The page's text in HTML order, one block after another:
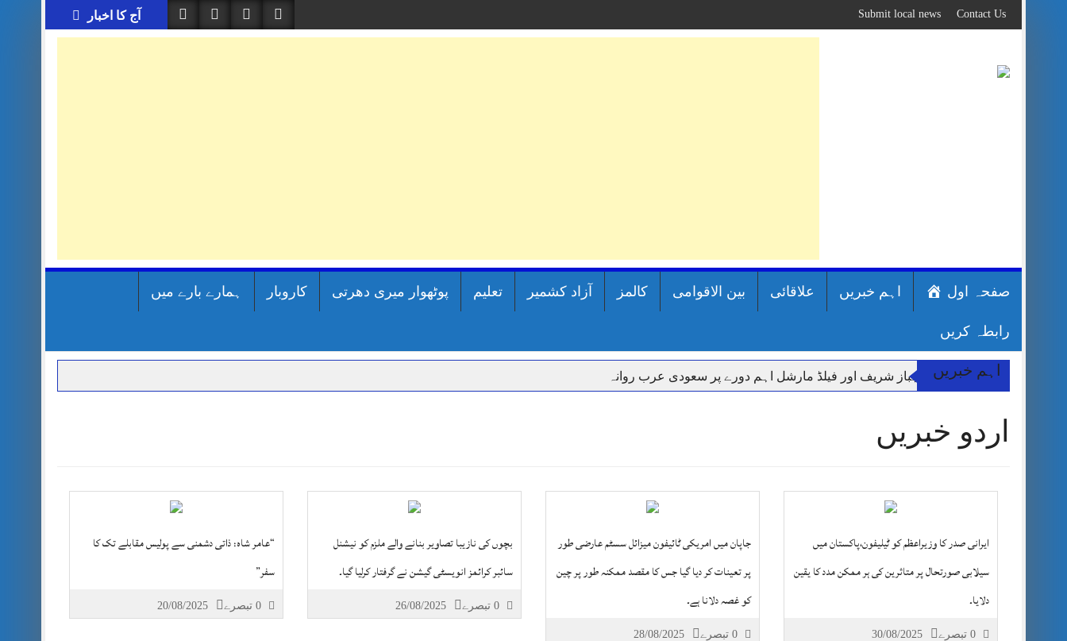
to
content
آج کا اخبار Contact Us
Submit local news
صفحہ اول اہم خبریں علاقائی بین الاقوامی کالمز آزاد کشمیر تعلیم پوٹھوار میری دھرتی کاروبار ہمارے بارے میں
رابطہ کریں
اہم خبریں
وزیر اعظم شہباز شریف اور فیلڈ مارشل اہم دورے پر سعودی عرب روانہ
قائداعظم نامی شہری کا شناختی کارڈ بلاک،عدالت کا شہری کو پیش ہونے کا حکم
ڈپٹی کمشنر راولپنڈی کیپٹن(ر) ندیم ناصر کا دورہء کلرسیداں
مون سون بارشیں، لینڈ سلائیڈنگ اور کوٹلی ستیاں کے نظر انداز متاثرین
اسسٹنٹ کمشنر کلرسیداں سیدہ زینب حسین کی پریس کانفرنس
اردو خبریں
ایرانی صدر کا وزیراعظم کو ٹیلیفون،پاکستان میں
سیلابی صورتحال پر متاثرین کی ہر ممکن مدد کا یقین
دلایا۔
30/08/2025
جاپان میں امریکی ٹائیفون میزائل سسٹم عارضی طور
پر تعینات کر دیا گیا جس کا مقصد ممکنہ طور پر چین
کو غصہ دلانا ہے۔
28/08/2025
بچوں کی نازیبا تصاویر بنانے والے ملزم کو نیشنل
سائبر کرائمز انویسٹی گیشن نے گرفتار کرلیا گیا۔
26/08/2025
“عامر شاہ: ذاتی دشمنی سے پولیس مقابلے تک کا
سفر”
20/08/2025